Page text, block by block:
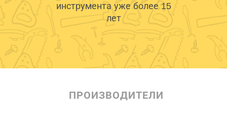
инструмента уже более 15
лет
ПРОИЗВОДИТЕЛИ